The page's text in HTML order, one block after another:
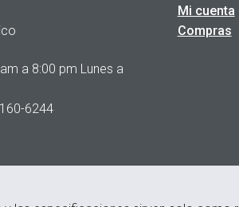
a 8:00 pm Lunes a
6244
Mi cuenta
Compras